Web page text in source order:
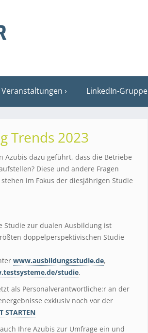
Veranstaltungen LinkedIn-Gruppe
Trends 2023
Azubis dazu geführt, dass die Betriebe
Diese und andere Fragen
im Fokus der diesjährigen Studie
Studie zur dualen Ausbildung ist
doppelperspektivischen Studie
www.ausbildungsstudie.de,
studie.
als Personalverantwortliche:r an der
exklusiv noch vor der
STARTEN
Ihre Azubis zur Umfrage ein und